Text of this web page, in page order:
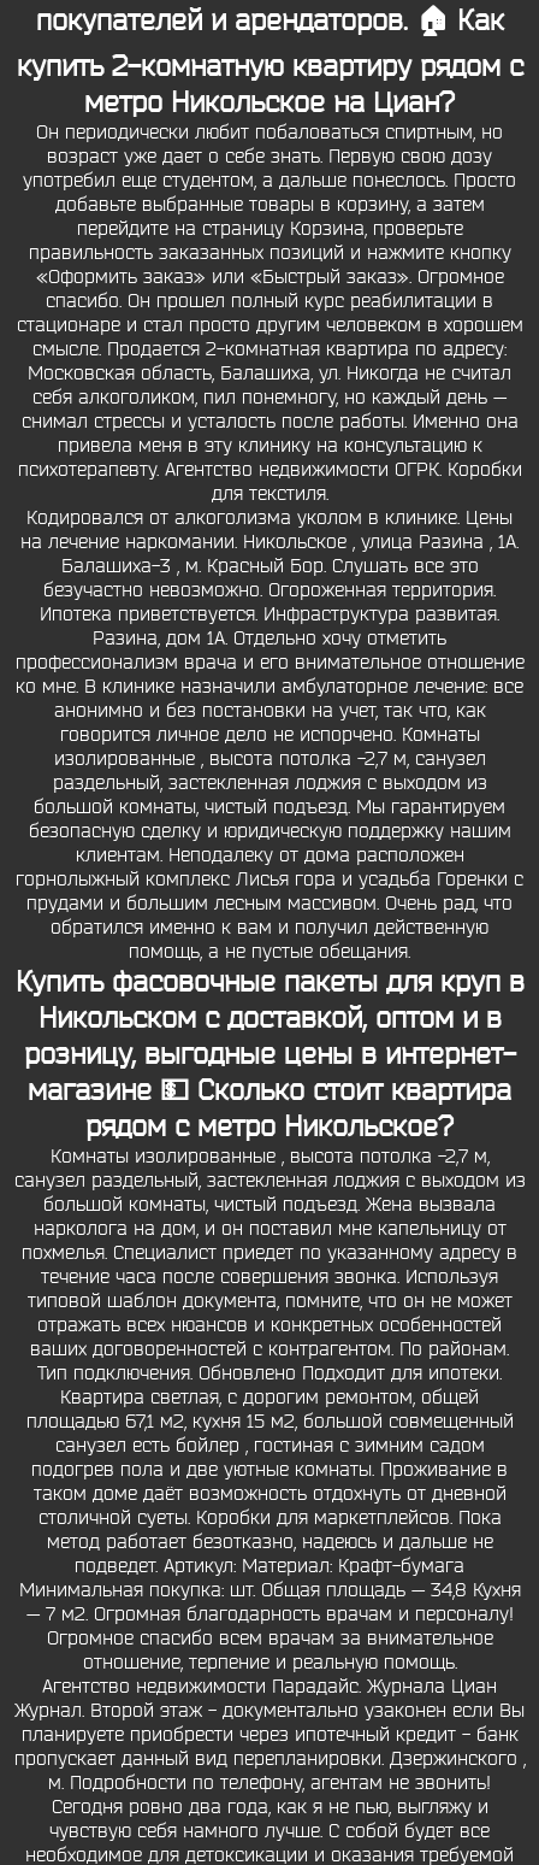
покупателей и арендаторов. 🏠 Как
купить 2-комнатную квартиру рядом с
метро Никольское на Циан?
Он периодически любит побаловаться спиртным, но
возраст уже дает о себе знать. Первую свою дозу
употребил еще студентом, а дальше понеслось. Просто
добавьте выбранные товары в корзину, а затем
перейдите на страницу Корзина, проверьте
правильность заказанных позиций и нажмите кнопку
«Оформить заказ» или «Быстрый заказ». Огромное
спасибо. Он прошел полный курс реабилитации в
стационаре и стал просто другим человеком в хорошем
смысле. Продается 2-комнатная квартира по адресу:
Московская область, Балашиха, ул. Никогда не считал
себя алкоголиком, пил понемногу, но каждый день —
снимал стрессы и усталость после работы. Именно она
привела меня в эту клинику на консультацию к
психотерапевту. Агентство недвижимости ОГРК. Коробки
для текстиля.
Кодировался от алкоголизма уколом в клинике. Цены
на лечение наркомании. Никольское , улица Разина , 1А.
Балашиха-3 , м. Красный Бор. Слушать все это
безучастно невозможно. Огороженная территория.
Ипотека приветствуется. Инфраструктура развитая.
Разина, дом 1А. Отдельно хочу отметить
профессионализм врача и его внимательное отношение
ко мне. В клинике назначили амбулаторное лечение: все
анонимно и без постановки на учет, так что, как
говорится личное дело не испорчено. Комнаты
изолированные , высота потолка -2,7 м, санузел
раздельный, застекленная лоджия с выходом из
большой комнаты, чистый подъезд. Мы гарантируем
безопасную сделку и юридическую поддержку нашим
клиентам. Неподалеку от дома расположен
горнолыжный комплекс Лисья гора и усадьба Горенки с
прудами и большим лесным массивом. Очень рад, что
обратился именно к вам и получил действенную
помощь, а не пустые обещания.
Купить фасовочные пакеты для круп в
Никольском с доставкой, оптом и в
розницу, выгодные цены в интернет-
магазине 💵 Сколько стоит квартира
рядом с метро Никольское?
Комнаты изолированные , высота потолка -2,7 м,
санузел раздельный, застекленная лоджия с выходом из
большой комнаты, чистый подъезд. Жена вызвала
нарколога на дом, и он поставил мне капельницу от
похмелья. Специалист приедет по указанному адресу в
течение часа после совершения звонка. Используя
типовой шаблон документа, помните, что он не может
отражать всех нюансов и конкретных особенностей
ваших договоренностей с контрагентом. По районам.
Тип подключения. Обновлено Подходит для ипотеки.
Квартира светлая, с дорогим ремонтом, общей
площадью 67,1 м2, кухня 15 м2, большой совмещенный
санузел есть бойлер , гостиная с зимним садом
подогрев пола и две уютные комнаты. Проживание в
таком доме даёт возможность отдохнуть от дневной
столичной суеты. Коробки для маркетплейсов. Пока
метод работает безотказно, надеюсь и дальше не
подведет. Артикул: Материал: Крафт-бумага
Минимальная покупка: шт. Общая площадь — 34,8 Кухня
— 7 м2. Огромная благодарность врачам и персоналу!
Огромное спасибо всем врачам за внимательное
отношение, терпение и реальную помощь.
Агентство недвижимости Парадайс. Журнала Циан
Журнал. Второй этаж - документально узаконен если Вы
планируете приобрести через ипотечный кредит - банк
пропускает данный вид перепланировки. Дзержинского ,
м. Подробности по телефону, агентам не звонить!
Сегодня ровно два года, как я не пью, выгляжу и
чувствую себя намного лучше. С собой будет все
необходимое для детоксикации и оказания требуемой